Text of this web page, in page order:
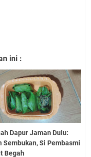
ini :
Dapur Jaman Dulu:
Sembukan, Si Pembasmi
Begah